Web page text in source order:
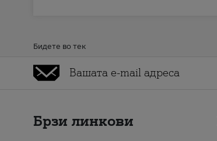
Бидете во тек
Брзи линкови